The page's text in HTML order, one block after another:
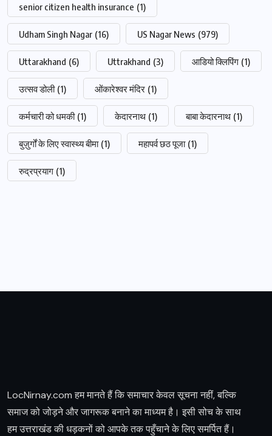
senior citizen health insurance (1)
Udham Singh Nagar (16) US Nagar News (979)
Uttarakhand (6) Uttrakhand (3) आडियो क्लिपिंग (1)
उत्सव डोली (1) ओंकारेश्वर मंदिर (1)
कर्मचारी को धमकी (1) केदारनाथ (1) बाबा केदारनाथ (1)
बुज़ुर्गों के लिए स्वास्थ्य बीमा (1) महापर्व छठ पूजा (1)
रुद्रप्रयाग (1)
LocNirnay.com हम मानते हैं कि समाचार केवल सूचना नहीं, बल्कि
समाज को जोड़ने और जागरूक बनाने का माध्यम है। इसी सोच के साथ
हम उत्तराखंड की धड़कनों को आपके तक पहुँचाने के लिए समर्पित हैं।